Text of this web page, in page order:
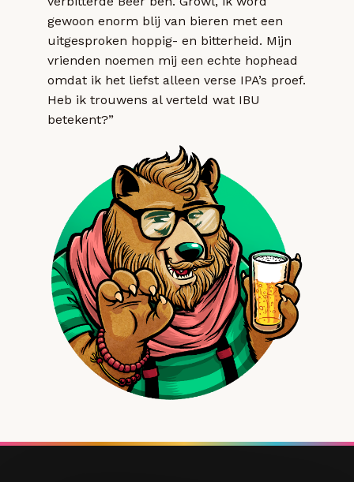
gewoon enorm blij van bieren met een
uitgesproken hoppig- en bitterheid. Mijn
vrienden noemen mij een echte hophead
omdat ik het liefst alleen verse IPA’s proef.
Heb ik trouwens al verteld wat IBU
betekent?”